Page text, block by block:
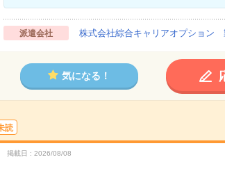
派遣会社 株式会社綜合キャリアオプション
気になる！
読
掲載日 2026/08/08